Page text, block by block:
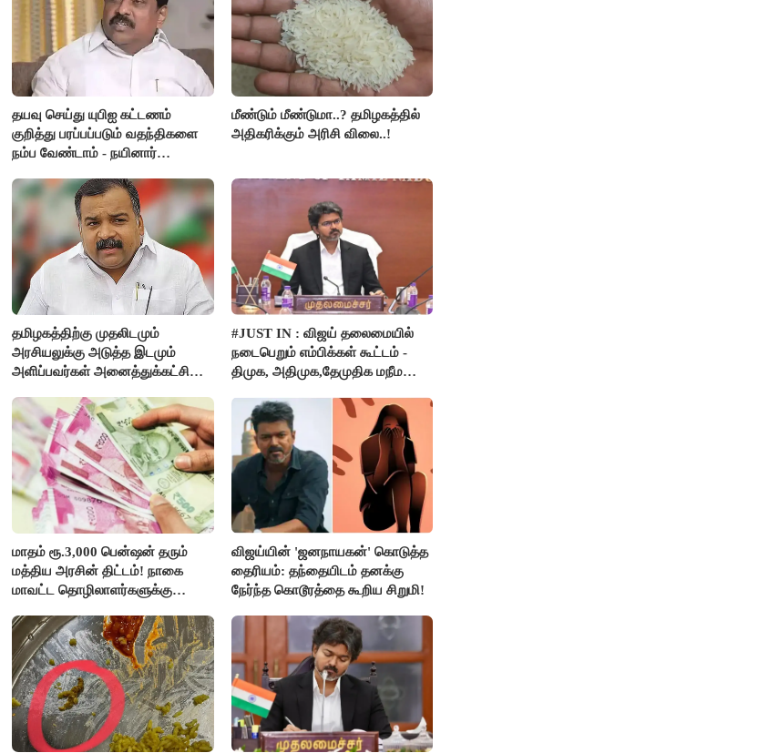
தயவு செய்து யுபிஐ கட்டணம்
குறித்து பரப்பப்படும் வதந்திகளை
நம்ப வேண்டாம் - நயினார்
மீண்டும் மீண்டுமா..? தமிழகத்தில்
அதிகரிக்கும் அரிசி விலை..!
தமிழகத்திற்கு முதலிடமும்
அரசியலுக்கு அடுத்த இடமும்
அளிப்பவர்கள் அனைத்துக்கட்சி
- மாணிக்கம் தாகூர்..!!
#JUST IN : விஜய் தலைமையில்
நடைபெறும் எம்பிக்கள் கூட்டம் -
திமுக, அதிமுக,தேமுதிக மநீம
மாதம் ரூ.3,000 பென்ஷன் தரும்
மத்திய அரசின் திட்டம்! நாகை
மாவட்ட தொழிலாளர்களுக்கு
செய்தி!
விஜய்யின் 'ஜனநாயகன்' கொடுத்த
தைரியம்: தந்தையிடம் தனக்கு
நேர்ந்த கொடூரத்தை கூறிய சிறுமி!